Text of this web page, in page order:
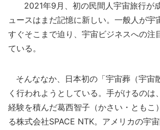
2021年9月、初の民間人宇宙旅行が
ュースはまだ記憶に新しい。一般人が宇
すぐそこまで迫り、宇宙ビジネスへの注
ている。
そんななか、日本初の「宇宙葬（宇宙
く行われようとしている。手がけるのは
経験を積んだ葛西智子（かさい・ともこ
る株式会社SPACE NTK。アメリカの宇